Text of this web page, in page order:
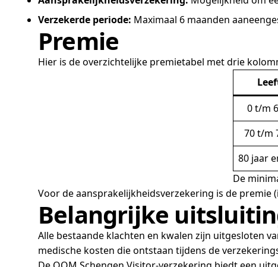
Verzekerde periode: Maximaal 6 maanden
Premie
Hier is de overzichtelijke premietabel met drie
0 t/m
70 t/m
80 jaar
De
Voor de aansprakelijkheidsverzekering is de premie
Belangrijke
Alle bestaande klachten en kwalen zijn uitgesloten
medische kosten die ontstaan tijdens de